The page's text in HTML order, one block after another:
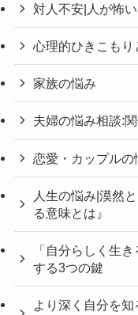
対人不安|人が怖
心理的ひきこも
家族の悩み
夫婦の悩み相談:
恋愛・カップルの
人生の悩み|漠然
る意味とは』
「自分らしく生
する3つの鍵
より深く自分を